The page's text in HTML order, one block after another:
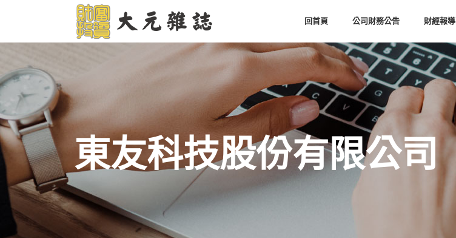
回首頁 公司財務公告 財經報導
東友科技股份有限公司